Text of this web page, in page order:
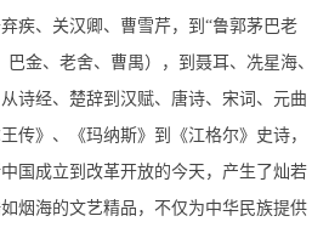
疾、关汉卿、曹雪芹，到“鲁郭茅巴老
金、老舍、曹禺），到聂耳、冼星海、
诗经、楚辞到汉赋、唐诗、宋词、元曲
传》、《玛纳斯》到《江格尔》史诗，
国成立到改革开放的今天，产生了灿若
烟海的文艺精品，不仅为中华民族提供